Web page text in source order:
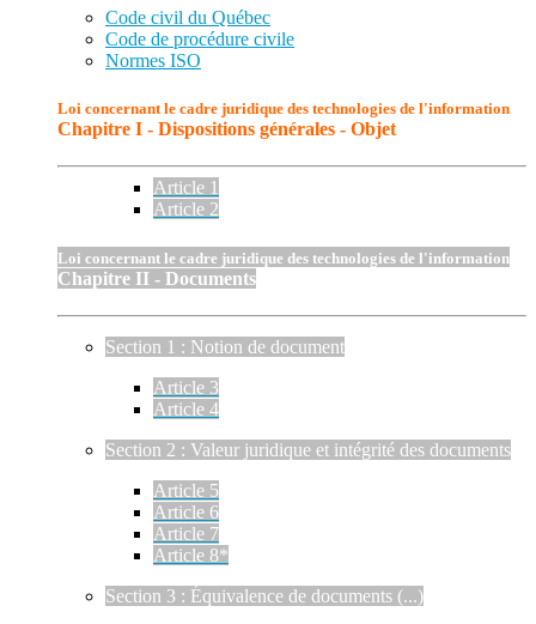
Code civil du Québec
Code de procédure civile
Normes ISO
Loi concernant le cadre juridique des technologies de l'information
Chapitre I - Dispositions générales - Objet
Article 1
Article 2
Loi concernant le cadre juridique des technologies de l'information
Chapitre II - Documents
Section 1 : Notion de document
Article 3
Article 4
Section 2 : Valeur juridique et intégrité des documents
Article 5
Article 6
Article 7
Article 8*
Section 3 : Équivalence de documents (...)